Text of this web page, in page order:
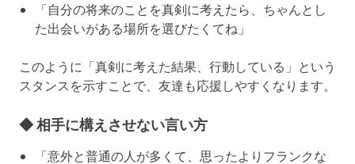
「自分の将来のことを真剣に考えたら、ちゃんとし
た出会いがある場所を選びたくてね」
このように「真剣に考えた結果、行動している」という
スタンスを示すことで、友達も応援しやすくなります。
◆ 相手に構えさせない言い方
「意外と普通の人が多くて、思ったよりフランクな